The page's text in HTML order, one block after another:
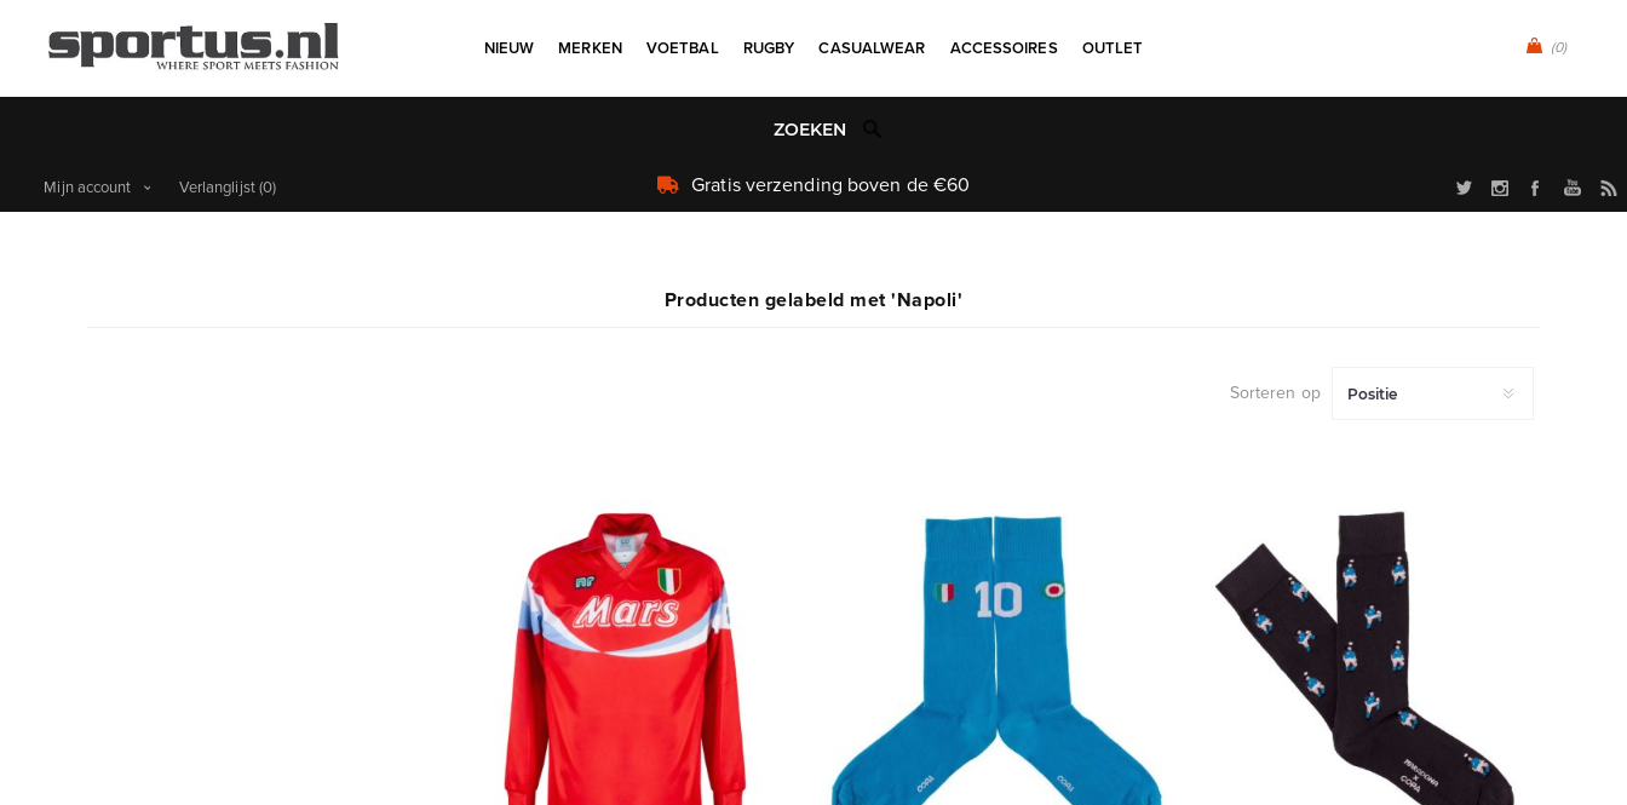
(0)
NIEUW MERKEN VOETBAL RUGBY CASUALWEAR ACCESSOIRES OUTLET
Gratis verzending boven de €60
Mijn account Verlanglijst(0)
Producten gelabeld met 'Napoli'
Sorteren op